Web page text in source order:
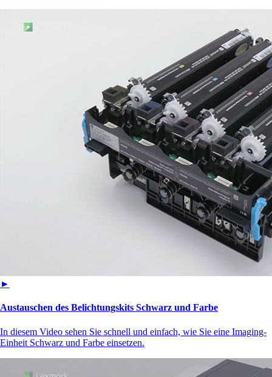
►
Austauschen des Belichtungskits Schwarz und Farbe
In diesem Video sehen Sie schnell und einfach, wie Sie eine Imaging-
Einheit Schwarz und Farbe einsetzen.